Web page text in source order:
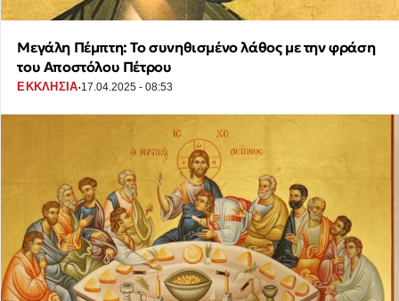
Μεγάλη Πέμπτη: Το συνηθισμένο λάθος με την φράση
του Αποστόλου Πέτρου
ΕΚΚΛΗΣΙΑ·17.04.2025 - 08:53